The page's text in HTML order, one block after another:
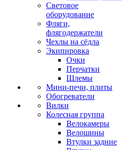
Световое
оборудование
Фляги,
флягодержатели
Чехлы на сёдла
Экипировка
Очки
Перчатки
Шлемы
Мини-печи, плиты
Обогреватели
Вилки
Колесная группа
Велокамеры
Велошины
Втулки задние